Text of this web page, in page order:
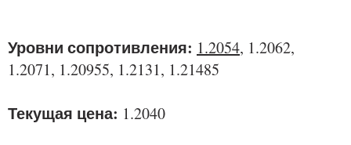
Уровни сопротивления: 1.2054, 1.2062,
1.2071, 1.20955, 1.2131, 1.21485
Текущая цена: 1.2040